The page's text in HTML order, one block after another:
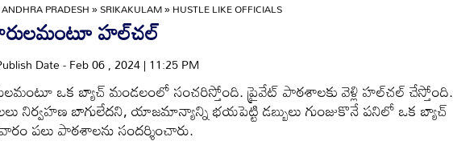
ANDHRA PRADESH»SRIKAKULAM»HUSTLE LIKE OFFICIALS
హల్‌చల్‌
Date - Feb 06 , 2024 | 11:25 PM
ఒక బ్యాచ్‌ మండలంలో సంచరిస్తోంది. ప్రైవేట్‌ పాఠశాలకు వెళ్లి హల్‌చల్‌ చేస్తోంది.
నిర్వహణ బాగులేదని, యాజమాన్యాన్ని భయపెట్టి డబ్బులు గుంజుకొనే పనిలో ఒక బ్యాచ్‌
పలు పాఠశాలను సందర్శించారు.